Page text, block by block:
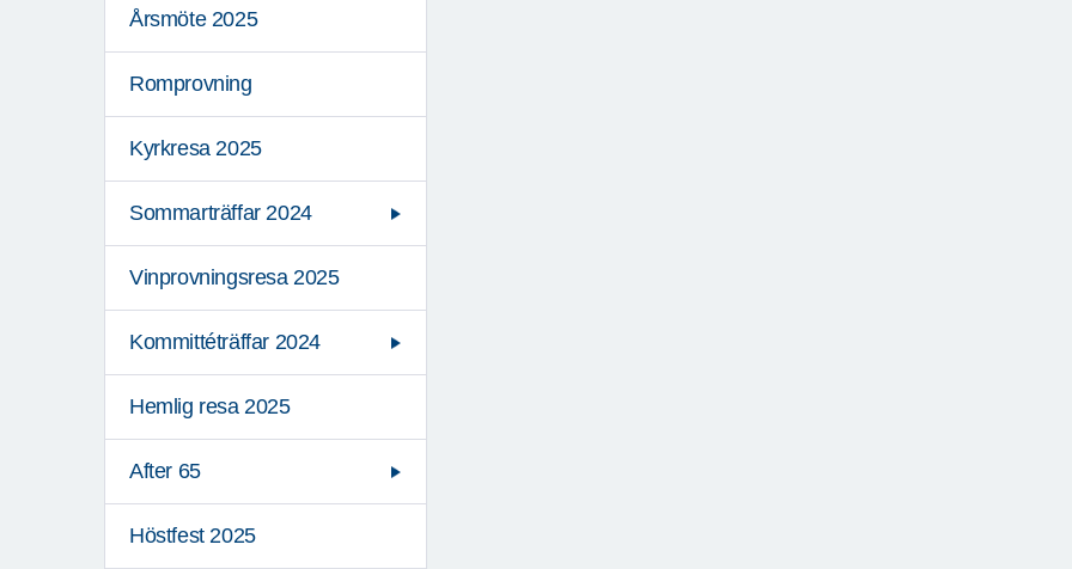
Årsmöte 2025
Romprovning
Kyrkresa 2025
Sommarträffar 2024
Vinprovningsresa 2025
Kommittéträffar 2024
Hemlig resa 2025
After 65
Höstfest 2025